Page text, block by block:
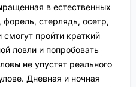
в естественных
стерлядь, осетр,
пройти краткий
ловли и попробовать
не упустят реального
Дневная и ночная